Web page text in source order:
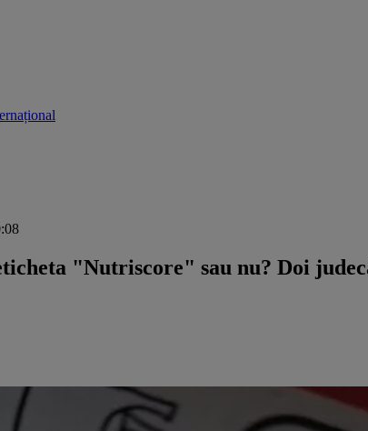
"Nutriscore" sau nu? Doi